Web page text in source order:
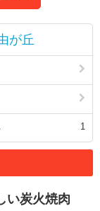
が丘
1
い炭火焼肉